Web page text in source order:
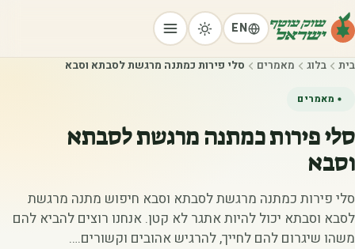
EN
בית בלוג מאמרים סלי פירות כמתנה מרגשת לסבתא וסבא
מאמרים
סלי פירות כמתנה מרגשת לסבתא
וסבא
סלי פירות כמתנה מרגשת לסבתא וסבא חיפוש מתנה מרגשת
לסבא וסבתא יכול להיות אתגר לא קטן. אנחנו רוצים להביא להם
משהו שיגרום להם לחייך, להרגיש אהובים וקשורים.…